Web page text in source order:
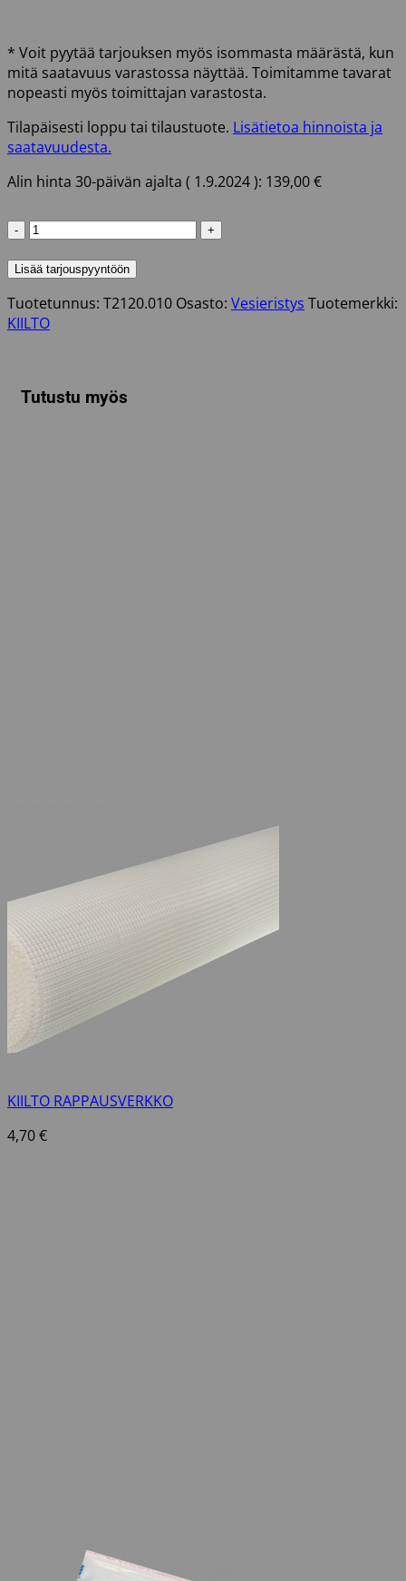
* Voit pyytää tarjouksen myös isommasta määrästä, kun
mitä saatavuus varastossa näyttää. Toimitamme tavarat
nopeasti myös toimittajan varastosta.
Tilapäisesti loppu tai tilaustuote. Lisätietoa hinnoista ja
saatavuudesta.
Alin hinta 30-päivän ajalta ( 1.9.2024): 139,00€
KERA
10L
määrä
Lisää tarjouspyyntöön
Tuotetunnus: T2120.010 Osasto: Vesieristys Tuotemerkki:
KIILTO
Tutustu myös
KIILTO RAPPAUSVERKKO
4,70€